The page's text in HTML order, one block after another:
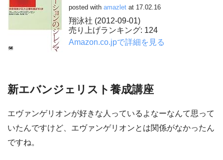
posted with amazlet at 17.02.16
翔泳社 (2012-09-01)
売り上げランキング: 124
Amazon.co.jpで詳細を見る
新エバンジェリスト養成講座
エヴァンゲリオンが好きな人っているよなーなんて思って
いたんですけど、エヴァンゲリオンとは関係がなかったん
ですね。